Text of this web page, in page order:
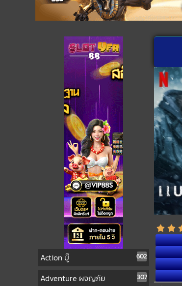
Action บู๊ 602
Adventure ผจญภัย 307